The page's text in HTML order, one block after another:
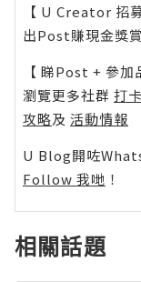
【 U Creator 招募
出Post賺現金獎
【 睇Post + 參加
瀏覽更多社群 打卡
攻略及 活動情報
U Blog開咗
Follow 我哋 ！
相關話題